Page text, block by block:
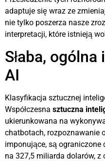
adaptuje się wraz ze
nie tylko poszerza nasze
interpretacji, które istnieją
Słaba,
AI
Klasyfikacja sztucznej
Współczesna sztuczna
ukierunkowana na
chatbotach, rozpoznawanie
imponujące, są
na 327,5 miliarda dolarów,